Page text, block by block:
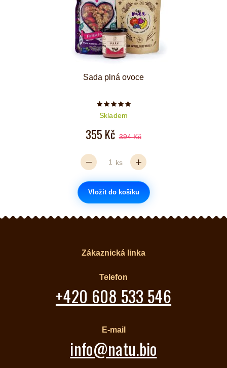
Sada plná ovoce
Počet hvězdiček je 5 z 5
Skladem
355 Kč 394 Kč
ks
Vložit do košíku
Zákaznická linka
Telefon
+420 608 533 546
E-mail
info@natu.bio